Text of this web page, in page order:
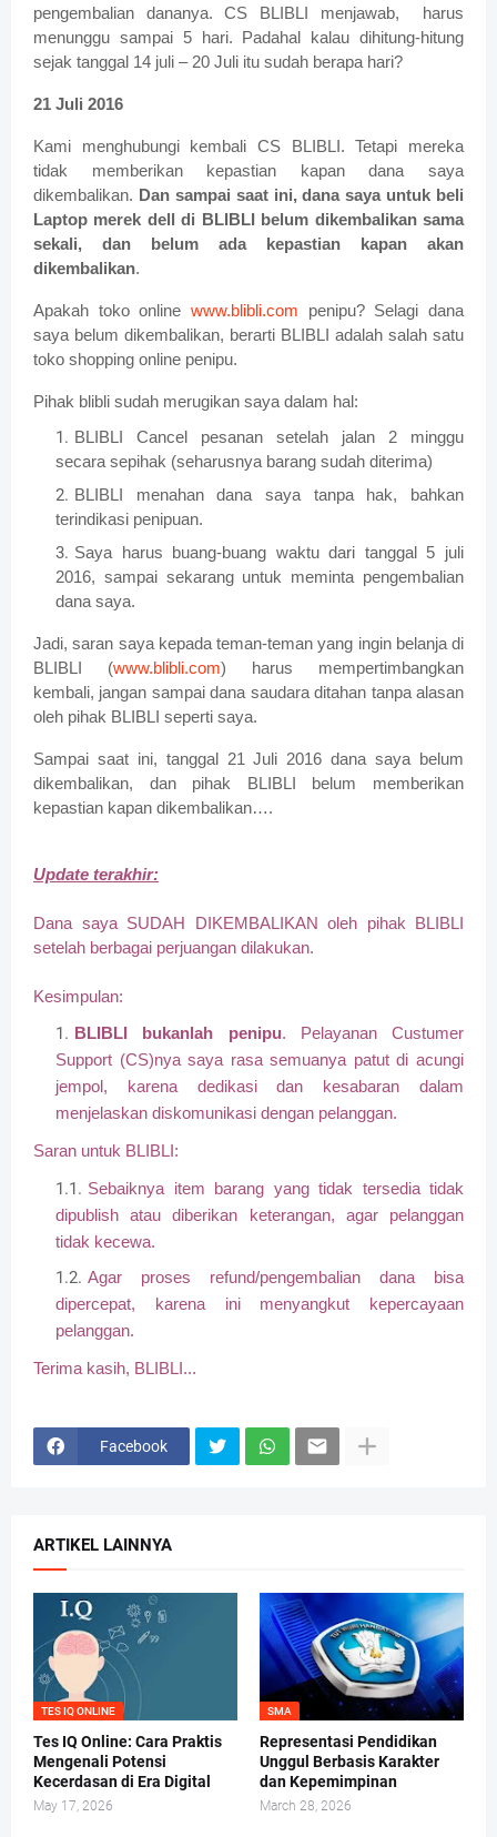
pengembalian dananya. CS BLIBLI menjawab, harus
menunggu sampai 5 hari. Padahal kalau dihitung-hitung
sejak tanggal 14 juli – 20 Juli itu sudah berapa hari?
21 Juli 2016
Kami menghubungi kembali CS BLIBLI. Tetapi mereka
tidak memberikan kepastian kapan dana saya
dikembalikan. Dan sampai saat ini, dana saya untuk beli
Laptop merek dell di BLIBLI belum dikembalikan sama
sekali, dan belum ada kepastian kapan akan
dikembalikan.
Apakah toko online www.blibli.com penipu? Selagi dana
saya belum dikembalikan, berarti BLIBLI adalah salah satu
toko shopping online penipu.
Pihak blibli sudah merugikan saya dalam hal:
BLIBLI Cancel pesanan setelah jalan 2 minggu
secara sepihak (seharusnya barang sudah diterima)
BLIBLI menahan dana saya tanpa hak, bahkan
terindikasi penipuan.
Saya harus buang-buang waktu dari tanggal 5 juli
2016, sampai sekarang untuk meminta pengembalian
dana saya.
Jadi, saran saya kepada teman-teman yang ingin belanja di
BLIBLI (www.blibli.com) harus mempertimbangkan
kembali, jangan sampai dana saudara ditahan tanpa alasan
oleh pihak BLIBLI seperti saya.
Sampai saat ini, tanggal 21 Juli 2016 dana saya belum
dikembalikan, dan pihak BLIBLI belum memberikan
kepastian kapan dikembalikan….
Update terakhir:
Dana saya SUDAH DIKEMBALIKAN oleh pihak BLIBLI
setelah berbagai perjuangan dilakukan.
Kesimpulan:
BLIBLI bukanlah penipu. Pelayanan Custumer
Support (CS)nya saya rasa semuanya patut di acungi
jempol, karena dedikasi dan kesabaran dalam
menjelaskan diskomunikasi dengan pelanggan.
Saran untuk BLIBLI:
Sebaiknya item barang yang tidak tersedia tidak
dipublish atau diberikan keterangan, agar pelanggan
tidak kecewa.
Agar proses refund/pengembalian dana bisa
dipercepat, karena ini menyangkut kepercayaan
pelanggan.
Terima kasih, BLIBLI...
Facebook
ARTIKEL LAINNYA
TES IQ ONLINE
Tes IQ Online: Cara Praktis
Mengenali Potensi
Kecerdasan di Era Digital
May 17, 2026
SMA
Representasi Pendidikan
Unggul Berbasis Karakter
dan Kepemimpinan
March 28, 2026